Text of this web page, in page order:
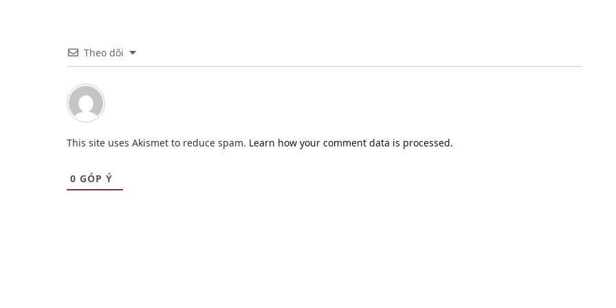
Theo dõi
This site uses Akismet to reduce spam. Learn how your comment data is processed.
0 GÓP Ý